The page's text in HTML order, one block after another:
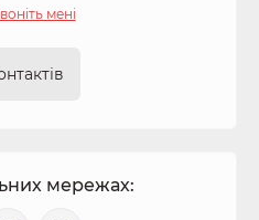
мені
мережах: